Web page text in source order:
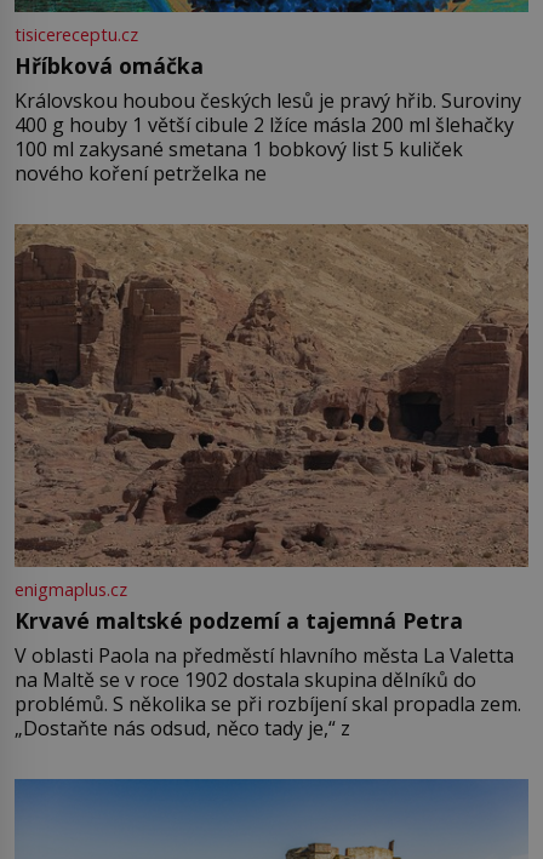
tisicereceptu.cz
Hříbková omáčka
Královskou houbou českých lesů je pravý hřib. Suroviny
400 g houby 1 větší cibule 2 lžíce másla 200 ml šlehačky
100 ml zakysané smetana 1 bobkový list 5 kuliček
nového koření petrželka ne
enigmaplus.cz
Krvavé maltské podzemí a tajemná Petra
V oblasti Paola na předměstí hlavního města La Valetta
na Maltě se v roce 1902 dostala skupina dělníků do
problémů. S několika se při rozbíjení skal propadla zem.
„Dostaňte nás odsud, něco tady je,“ z